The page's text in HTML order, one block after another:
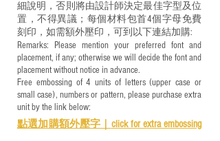
細說明，否則將由設計師決定最佳字型及位
置，不得異議；每個材料包首4個字母免費
刻印，如需額外壓印，可到以下連結加購:
Remarks: Please mention your preferred font and
placement, if any; otherwise we will decide the font and
placement without notice in advance.
Free embossing of 4 units of letters (upper case or
small case), numbers or pattern, please purchase extra
unit by the link below:
點選加購額外壓字｜ click for extra embossing